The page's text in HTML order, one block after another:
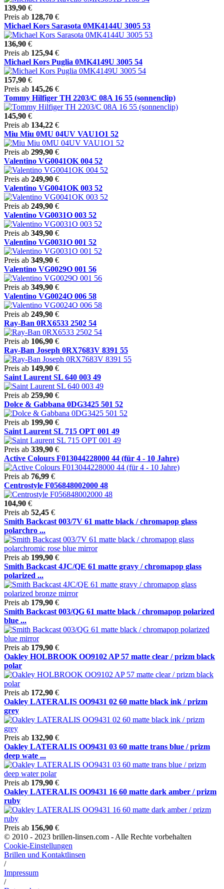
139,90 €
Preis ab 128,70 €
Michael Kors Sarasota 0MK4144U 3005 53
136,90 €
Preis ab 125,94 €
Michael Kors Puglia 0MK4149U 3005 54
157,90 €
Preis ab 145,26 €
Tommy Hilfiger TH 2203/C 08A 16 55 (sonnenclip)
145,90 €
Preis ab 134,22 €
Miu Miu 0MU 04UV VAU1O1 52
Preis ab 299,90 €
Valentino VG0041OK 004 52
Preis ab 249,90 €
Valentino VG0041OK 003 52
Preis ab 249,90 €
Valentino VG0031O 003 52
Preis ab 349,90 €
Valentino VG0031O 001 52
Preis ab 349,90 €
Valentino VG0029O 001 56
Preis ab 349,90 €
Valentino VG0024O 006 58
Preis ab 249,90 €
Ray-Ban 0RX6533 2502 54
Preis ab 106,90 €
Ray-Ban Joseph 0RX7683V 8391 55
Preis ab 149,90 €
Saint Laurent SL 640 003 49
Preis ab 259,90 €
Dolce & Gabbana 0DG3425 501 52
Preis ab 199,90 €
Saint Laurent SL 715 OPT 001 49
Preis ab 339,90 €
Active Colours F013044228000 44 (für 4 - 10 Jahre)
Preis ab 76,99 €
Centrostyle F056848002000 48
104,90 €
Preis ab 52,45 €
Smith Backcast 003/7V 61 matte black / chromapop glass
polarchro ...
Preis ab 199,90 €
Smith Backcast 4JC/QE 61 matte gravy / chromapop glass
polarized ...
Preis ab 179,90 €
Smith Backcast 003/QG 61 matte black / chromapop polarized
blue ...
Preis ab 179,90 €
Oakley HOLBROOK OO9102 AP 57 matte clear / prizm black
polar
Preis ab 172,90 €
Oakley LATERALIS OO9431 02 60 matte black ink / prizm
grey
Preis ab 132,90 €
Oakley LATERALIS OO9431 03 60 matte trans blue / prizm
deep wate ...
Preis ab 179,90 €
Oakley LATERALIS OO9431 16 60 matte dark amber / prizm
ruby
Preis ab 156,90 €
© 2010 - 2023 brillen-linsen.com - Alle Rechte vorbehalten
Cookie-Einstellungen
Brillen und Kontaktlinsen
/
Impressum
/